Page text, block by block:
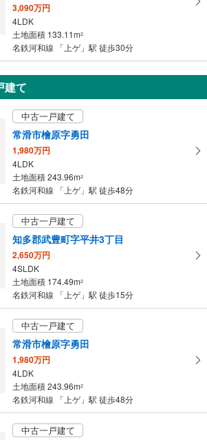
3,090万円
4LDK
土地面積 133.11m2
名鉄河和線 「上ゲ」駅 徒歩30分
建て
中古一戸建て
常滑市檜原字勇田
1,980万円
4LDK
土地面積 243.96m2
名鉄河和線 「上ゲ」駅 徒歩48分
中古一戸建て
知多郡武豊町字平井3丁目
2,650万円
4SLDK
土地面積 174.49m2
名鉄河和線 「上ゲ」駅 徒歩15分
中古一戸建て
常滑市檜原字勇田
1,980万円
4LDK
土地面積 243.96m2
名鉄河和線 「上ゲ」駅 徒歩48分
中古一戸建て